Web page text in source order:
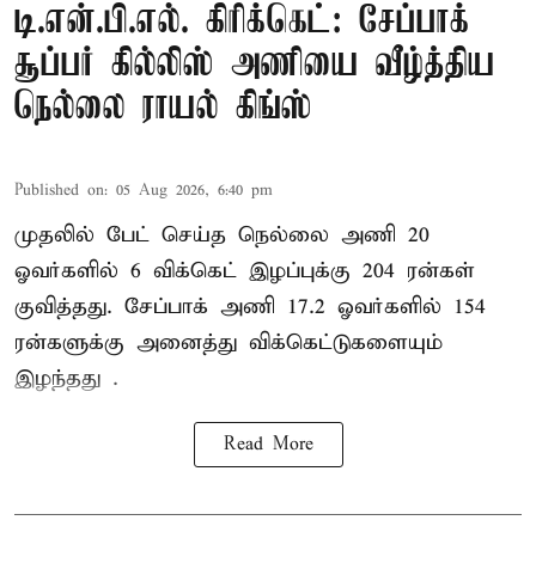
டி.என்.பி.எல். கிரிக்கெட்: சேப்பாக்
சூப்பர் கில்லிஸ் அணியை வீழ்த்திய
நெல்லை ராயல் கிங்ஸ்
Published on: 05 Aug 2026, 6:40 pm
முதலில் பேட் செய்த நெல்லை அணி 20
ஓவர்களில் 6 விக்கெட் இழப்புக்கு 204 ரன்கள்
குவித்தது. சேப்பாக் அணி 17.2 ஓவர்களில் 154
ரன்களுக்கு அனைத்து விக்கெட்டுகளையும்
இழந்தது .
Read More